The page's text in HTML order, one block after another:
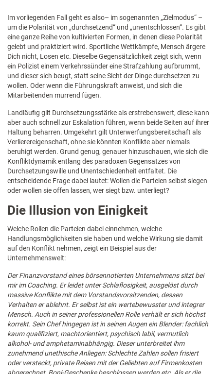
Im vorliegenden Fall geht es also– im sogenannten „Zielmodus“ –
um die Polarität von „durchsetzend“ und „unentschlossen“. Es gibt
eine ganze Reihe von kultivierten Formen, in denen diese Polarität
gelebt und praktiziert wird. Sportliche Wettkämpfe, Mensch ärgere
Dich nicht, Losen etc. Dieselbe Gegensätzlichkeit zeigt sich, wenn
ein Polizist einem Verkehrssünder eine Strafzahlung aufbrummt,
und dieser sich beugt, statt seine Sicht der Dinge durchsetzen zu
wollen. Oder wenn die Führungskraft anweist, und sich die
Mitarbeitenden murrend fügen.
Landläufig gilt Durchsetzungsstärke als erstrebenswert, diese kann
aber auch schnell zur Eskalation führen, wenn beide Seiten auf ihrer
Haltung beharren. Umgekehrt gilt Unterwerfungsbereitschaft als
Verlierereigenschaft, ohne sie könnten Konflikte aber niemals
beruhigt werden. Grund genug, genauer hinzuschauen, wie sich die
Konfliktdynamik entlang des paradoxen Gegensatzes von
Durchsetzungswille und Unentschiedenheit entfaltet. Die
entscheidende Frage dabei lautet: Wollen die Parteien selbst siegen
oder wollen sie offen lassen, wer siegt bzw. unterliegt?
Die Illusion von Einigkeit
Welche Rollen die Parteien dabei einnehmen, welche
Handlungsmöglichkeiten sie haben und welche Wirkung sie damit
auf den Konflikt nehmen, zeigt ein Beispiel aus der
Unternehmenswelt:
Der Finanzvorstand eines börsennotierten Unternehmens sitzt bei
mir im Coaching. Er leidet unter Schlaflosigkeit, ausgelöst durch
massive Konflikte mit dem Vorstandsvorsitzenden, dessen
Verhalten er ablehnt. Er selbst ist ein wertebewusster und integrer
Mensch. Auch in seiner professionellen Rolle verhält er sich höchst
korrekt. Sein Chef hingegen ist in seinen Augen ein Blender: fachlich
kaum qualifiziert, machtorientiert, psychisch labil, vermutlich
alkohol- und amphetaminabhängig. Dieser unterbreitet ihm
zunehmend unethische Anliegen: Schlechte Zahlen sollen frisiert
oder versteckt, private Reisen mit der Geliebten auf Firmenkosten
abgerechnet, Boni-Geschenke beschlossen werden etc. Als er die